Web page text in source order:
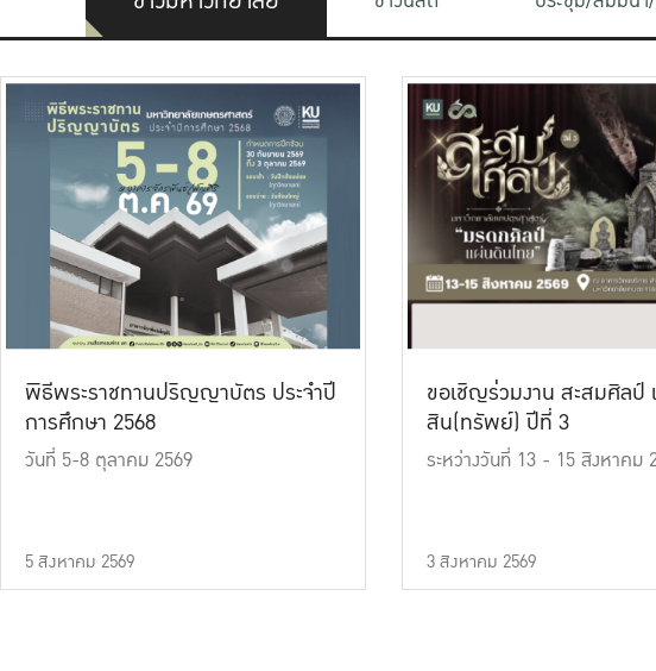
พิธีพระราชทานปริญญาบัตร ประจำปี
การศึกษา 2568
วันที่ 5-8 ตุลาคม 2569
5 สิงหาคม 2569
ขอเชิญร่วมงาน สะสมศิลป์
สิน(ทรัพย์) ปีที่ 3
ระหว่างวันที่ 13 - 15 สิงหาคม
3 สิงหาคม 2569